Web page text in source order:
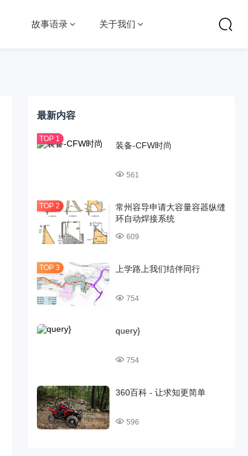
故事语录 关于我们
最新内容
装备-CFW时尚
561
常州容导申请大容量容器纵缝
环自动焊接系统
609
上学路上我们结伴同行
754
query}
754
360百科 - 让求知更简单
596